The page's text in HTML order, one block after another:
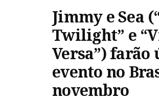
Jimmy e Sea
Twilight” e
Versa”) farão
evento no
novembro